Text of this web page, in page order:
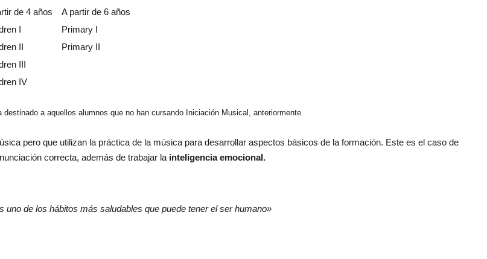
de 4 años
A partir de 6 años
I
Primary I
II
Primary II
III
IV
a aquellos alumnos que no han cursando Iniciación Musical, anteriormente.
pero que utilizan la práctica de la música para desarrollar aspectos básicos de la formación. Este es el caso de
correcta, además de trabajar la inteligencia emocional.
uno de los hábitos más saludables que puede tener el ser humano»